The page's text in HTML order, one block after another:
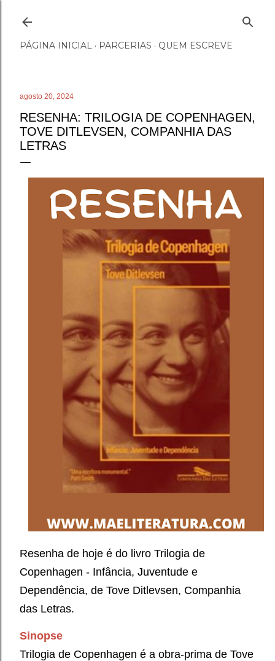
PÁGINA INICIAL PARCERIAS QUEM ESCREVE
agosto 20, 2024
RESENHA: TRILOGIA DE COPENHAGEN,
TOVE DITLEVSEN, COMPANHIA DAS
LETRAS
Resenha de hoje é do livro Trilogia de
Copenhagen - Infância, Juventude e
Dependência, de Tove Ditlevsen, Companhia
das Letras.
Sinopse
Trilogia de Copenhagen é a obra-prima de Tove